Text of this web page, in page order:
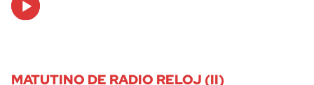
Player
MATUTINO DE RADIO RELOJ (II)